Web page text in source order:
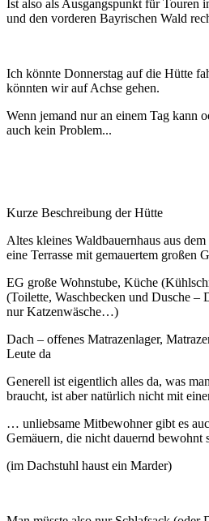
Ist also als Ausgangspunkt für Touren
und den vorderen Bayrischen Wald
Ich könnte Donnerstag auf die Hütte
könnten wir auf Achse gehen.
Wenn jemand nur an einem Tag kann
auch kein Problem...
Kurze Beschreibung der Hütte
Altes kleines Waldbauernhaus aus
eine Terrasse mit gemauertem großen
EG große Wohnstube, Küche
(Toilette, Waschbecken und Dusche –
nur Katzenwäsche…)
Dach – offenes Matrazenlager,
Leute da
Generell ist eigentlich alles da, was
braucht, ist aber natürlich nicht mit
… unliebsame Mitbewohner gibt es
Gemäuern, die nicht dauernd bewohnt
(im Dachstuhl haust ein Marder)